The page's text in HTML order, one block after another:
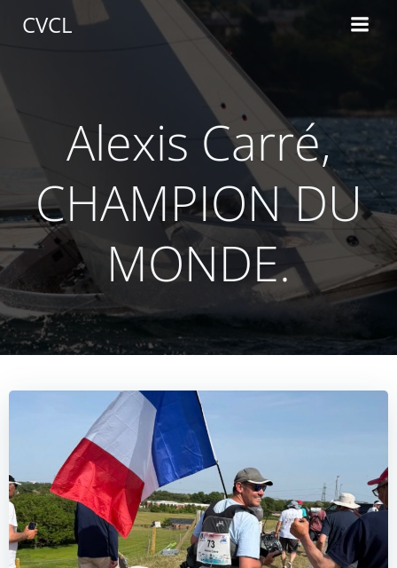
Aller
au
contenu
CVCL
Alexis Carré,
CHAMPION DU
MONDE.